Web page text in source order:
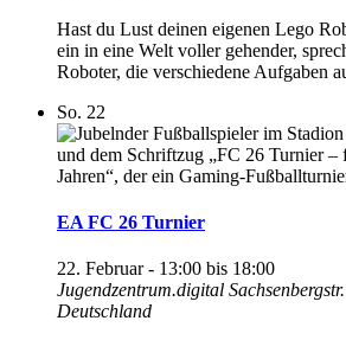
Hast du Lust deinen eigenen Lego
ein in eine Welt voller gehender,
Roboter, die verschiedene Aufgaben
So. 22
EA FC 26 Turnier
22. Februar - 13:00 bis 18:00
Jugendzentrum.digital
Deutschland